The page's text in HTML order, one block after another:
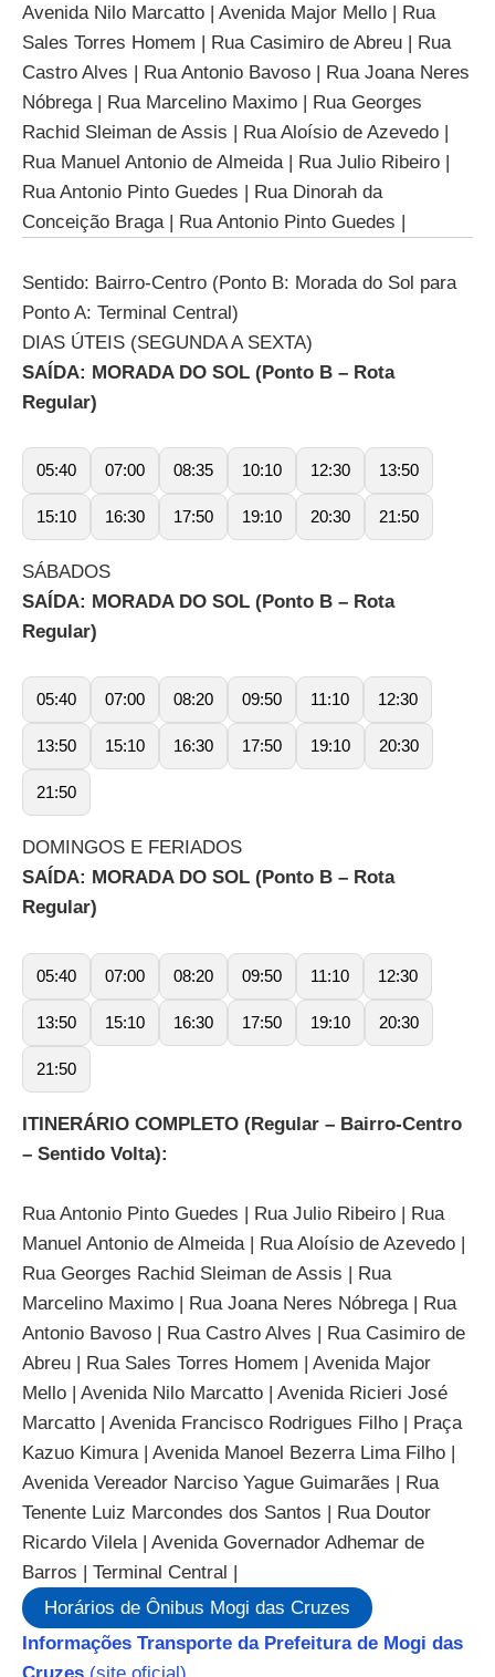
Avenida Nilo Marcatto | Avenida Major Mello | Rua
Sales Torres Homem | Rua Casimiro de Abreu | Rua
Castro Alves | Rua Antonio Bavoso | Rua Joana Neres
Nóbrega | Rua Marcelino Maximo | Rua Georges
Rachid Sleiman de Assis | Rua Aloísio de Azevedo |
Rua Manuel Antonio de Almeida | Rua Julio Ribeiro |
Rua Antonio Pinto Guedes | Rua Dinorah da
Conceição Braga | Rua Antonio Pinto Guedes |
Sentido: Bairro-Centro (Ponto B: Morada do Sol para
Ponto A: Terminal Central)
DIAS ÚTEIS (SEGUNDA A SEXTA)
SAÍDA: MORADA DO SOL (Ponto B – Rota
Regular)
05:40 07:00 08:35 10:10 12:30 13:50
15:10 16:30 17:50 19:10 20:30 21:50
SÁBADOS
SAÍDA: MORADA DO SOL (Ponto B – Rota
Regular)
05:40 07:00 08:20 09:50 11:10 12:30
13:50 15:10 16:30 17:50 19:10 20:30
21:50
DOMINGOS E FERIADOS
SAÍDA: MORADA DO SOL (Ponto B – Rota
Regular)
05:40 07:00 08:20 09:50 11:10 12:30
13:50 15:10 16:30 17:50 19:10 20:30
21:50
ITINERÁRIO COMPLETO (Regular – Bairro-Centro
– Sentido Volta):
Rua Antonio Pinto Guedes | Rua Julio Ribeiro | Rua
Manuel Antonio de Almeida | Rua Aloísio de Azevedo |
Rua Georges Rachid Sleiman de Assis | Rua
Marcelino Maximo | Rua Joana Neres Nóbrega | Rua
Antonio Bavoso | Rua Castro Alves | Rua Casimiro de
Abreu | Rua Sales Torres Homem | Avenida Major
Mello | Avenida Nilo Marcatto | Avenida Ricieri José
Marcatto | Avenida Francisco Rodrigues Filho | Praça
Kazuo Kimura | Avenida Manoel Bezerra Lima Filho |
Avenida Vereador Narciso Yague Guimarães | Rua
Tenente Luiz Marcondes dos Santos | Rua Doutor
Ricardo Vilela | Avenida Governador Adhemar de
Barros | Terminal Central |
Horários de Ônibus Mogi das Cruzes
Informações Transporte da Prefeitura de Mogi das